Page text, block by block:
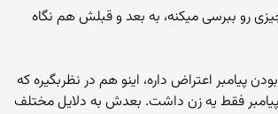
رو ببرسی میكنه، به بعد و قبلش هم نگاه
پیامبر اعتراض داره، اینو هم در نظربگیره كه
پیامبر فقط یه زن داشت. بعدش به دلایل مختلف